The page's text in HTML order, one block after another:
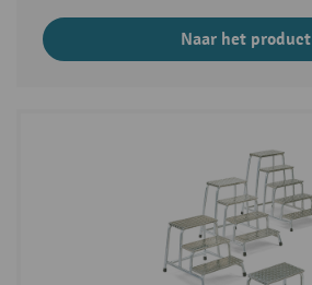
Naar het product